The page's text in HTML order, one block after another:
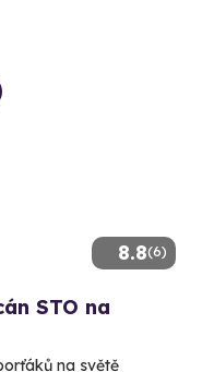
8.8(6)
STO na
na světě